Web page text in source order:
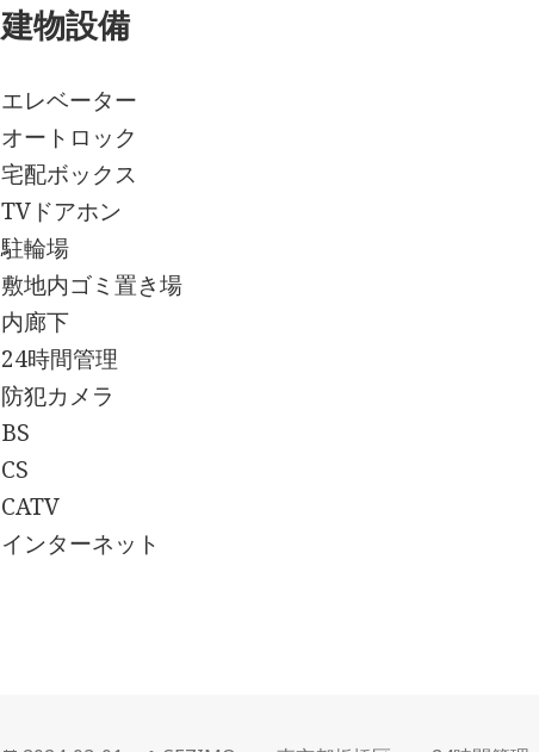
建物設備
エレベーター
オートロック
宅配ボックス
TVドアホン
駐輪場
敷地内ゴミ置き場
内廊下
24時間管理
防犯カメラ
BS
CS
CATV
インターネット